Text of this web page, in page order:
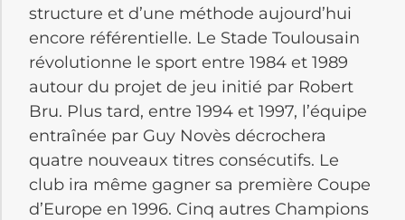
structure et d’une méthode aujourd’hui
encore référentielle. Le Stade Toulousain
révolutionne le sport entre 1984 et 1989
autour du projet de jeu initié par Robert
Bru. Plus tard, entre 1994 et 1997, l’équipe
entraînée par Guy Novès décrochera
quatre nouveaux titres consécutifs. Le
club ira même gagner sa première Coupe
d’Europe en 1996. Cinq autres Champions